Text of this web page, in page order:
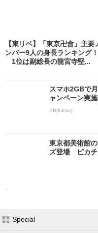
【東リベ】「東京卍會」主要
ンバー9人の身長ランキング！
1位は副総長の龍宮寺堅...
スマホ2GBで
ャンペーン実施
PR(IIJmio)
東京都美術館
ズ登場 ピカチ
Special